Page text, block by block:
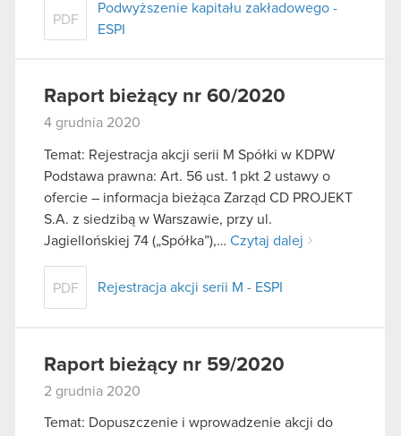
PDF
Podwyższenie kapitału zakładowego -
ESPI
Raport bieżący nr 60/2020
4 grudnia 2020
Temat: Rejestracja akcji serii M Spółki w KDPW
Podstawa prawna: Art. 56 ust. 1 pkt 2 ustawy o
ofercie – informacja bieżąca Zarząd CD PROJEKT
S.A. z siedzibą w Warszawie, przy ul.
Jagiellońskiej 74 („Spółka”),… Czytaj dalej
PDF Rejestracja akcji serii M - ESPI
Raport bieżący nr 59/2020
2 grudnia 2020
Temat: Dopuszczenie i wprowadzenie akcji do